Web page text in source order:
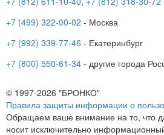
+7 (499) 322-00-02 - Москва
+7 (992) 339-77-46 - Екатеринбург
+7 (800) 550-61-34 - другие города
© 1997-2026 "БРОНКО"
Правила защиты информации о
Обращаем ваше внимание на то, что
носит исключительно